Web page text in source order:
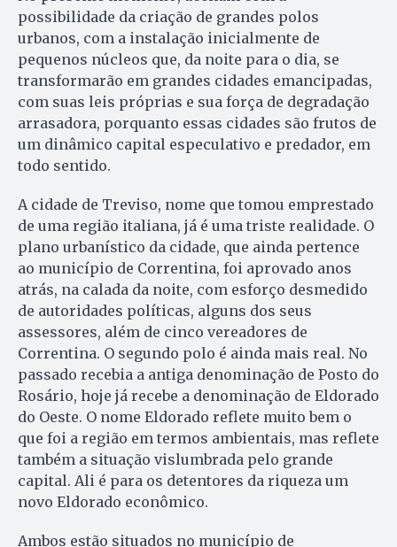
possibilidade da criação de grandes polos
urbanos, com a instalação inicialmente de
pequenos núcleos que, da noite para o dia, se
transformarão em grandes cidades emancipadas,
com suas leis próprias e sua força de degradação
arrasadora, porquanto essas cidades são frutos de
um dinâmico capital especulativo e predador, em
todo sentido.
A cidade de Treviso, nome que tomou emprestado
de uma região italiana, já é uma triste realidade. O
plano urbanístico da cidade, que ainda pertence
ao município de Correntina, foi aprovado anos
atrás, na calada da noite, com esforço desmedido
de autoridades políticas, alguns dos seus
assessores, além de cinco vereadores de
Correntina. O segundo polo é ainda mais real. No
passado recebia a antiga denominação de Posto do
Rosário, hoje já recebe a denominação de Eldorado
do Oeste. O nome Eldorado reflete muito bem o
que foi a região em termos ambientais, mas reflete
também a situação vislumbrada pelo grande
capital. Ali é para os detentores da riqueza um
novo Eldorado econômico.
Ambos estão situados no município de